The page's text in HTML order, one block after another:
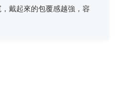
戴起來的包覆感越強，容